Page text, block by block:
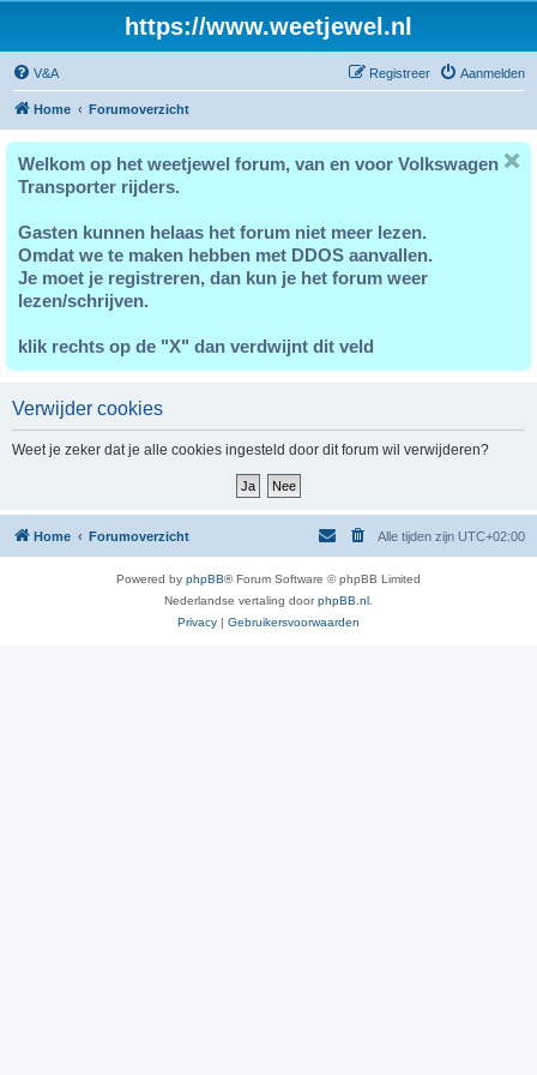
https://www.weetjewel.nl
V&A Aanmelden
Registreer
Home Forumoverzicht
Welkom op het weetjewel forum, van en voor Volkswagen
Transporter rijders.
Gasten kunnen helaas het forum niet meer lezen.
Omdat we te maken hebben met DDOS aanvallen.
Je moet je registreren, dan kun je het forum weer
lezen/schrijven.
klik rechts op de "X" dan verdwijnt dit veld
Verwijder cookies
Weet je zeker dat je alle cookies ingesteld door dit forum wil verwijderen?
Home Forumoverzicht Alle tijden zijn UTC+02:00
Powered by phpBB® Forum Software © phpBB Limited
Nederlandse vertaling doorphpBB.nl
Privacy | Gebruikersvoorwaarden